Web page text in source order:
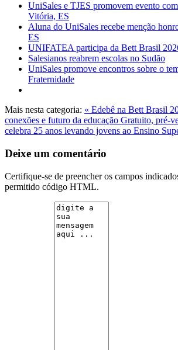
UniSales e TJES promovem evento
Vitória, ES
Aluna do UniSales recebe menção
ES
UNIFATEA participa da Bett Brasil
Salesianos reabrem escolas no Sudão
UniSales promove encontros sobre o
Fraternidade
Mais nesta categoria: « Edebê na Bett Brasil
conexões e futuro da educação Gratuito, pré-
celebra 25 anos levando jovens ao Ensino
Deixe um comentário
Certifique-se de preencher os campos
permitido código HTML.